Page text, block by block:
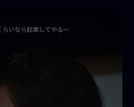
らいなら起業してやる〜